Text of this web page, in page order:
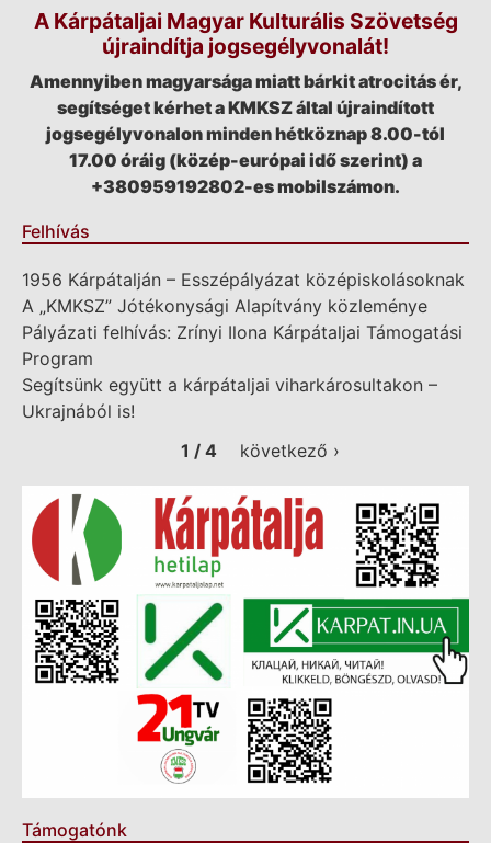
A Kárpátaljai Magyar Kulturális Szövetség
újraindítja jogsegélyvonalát!
Amennyiben magyarsága miatt bárkit atrocitás ér,
segítséget kérhet a KMKSZ által újraindított
jogsegélyvonalon minden hétköznap 8.00-tól
17.00 óráig (közép-európai idő szerint) a
+380959192802-es mobilszámon.
Felhívás
1956 Kárpátalján – Esszépályázat középiskolásoknak
A „KMKSZ” Jótékonysági Alapítvány közleménye
Pályázati felhívás: Zrínyi Ilona Kárpátaljai Támogatási
Program
Segítsünk együtt a kárpátaljai viharkárosultakon –
Ukrajnából is!
1 / 4
következő ›
Támogatónk